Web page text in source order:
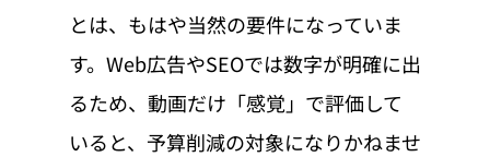
とは、もはや当然の要件になっていま
す。Web広告やSEOでは数字が明確に出
るため、動画だけ「感覚」で評価して
いると、予算削減の対象になりかねませ